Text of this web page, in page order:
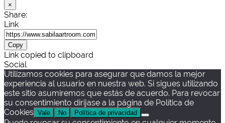
×
Share:
Link
Copy
Link copied to clipboard
Social
Utilizamos cookies para asegurar que damos la mejor
experiencia al usuario en nuestra web. Si sigues utilizando
este sitio asumiremos que estás de acuerdo. Para revocar
su consentimiento dirijase a la página de Política de
Cookies Vale No Política de privacidad